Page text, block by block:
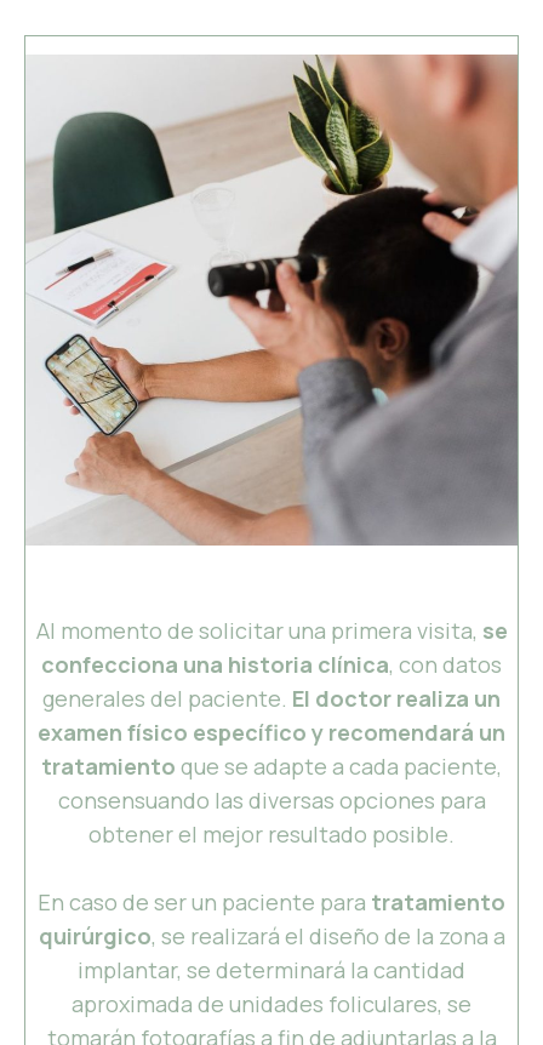
Al momento de solicitar una primera visita, se
confecciona una historia clínica, con datos
generales del paciente. El doctor realiza un
examen físico específico y recomendará un
tratamiento que se adapte a cada paciente,
consensuando las diversas opciones para
obtener el mejor resultado posible.
En caso de ser un paciente para tratamiento
quirúrgico, se realizará el diseño de la zona a
implantar, se determinará la cantidad
aproximada de unidades foliculares, se
tomarán fotografías a fin de adjuntarlas a la